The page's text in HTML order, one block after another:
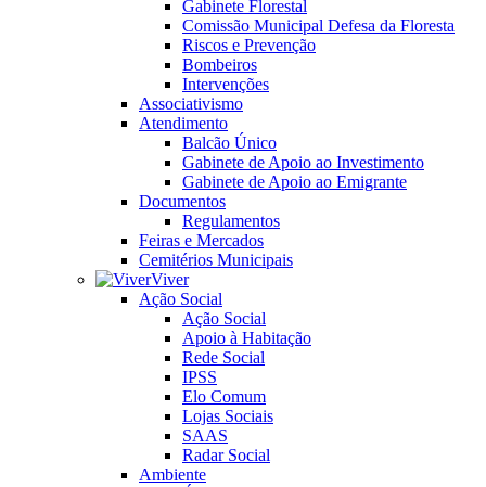
Gabinete Florestal
Comissão Municipal Defesa da Floresta
Riscos e Prevenção
Bombeiros
Intervenções
Associativismo
Atendimento
Balcão Único
Gabinete de Apoio ao Investimento
Gabinete de Apoio ao Emigrante
Documentos
Regulamentos
Feiras e Mercados
Cemitérios Municipais
Viver
Ação Social
Ação Social
Apoio à Habitação
Rede Social
IPSS
Elo Comum
Lojas Sociais
SAAS
Radar Social
Ambiente